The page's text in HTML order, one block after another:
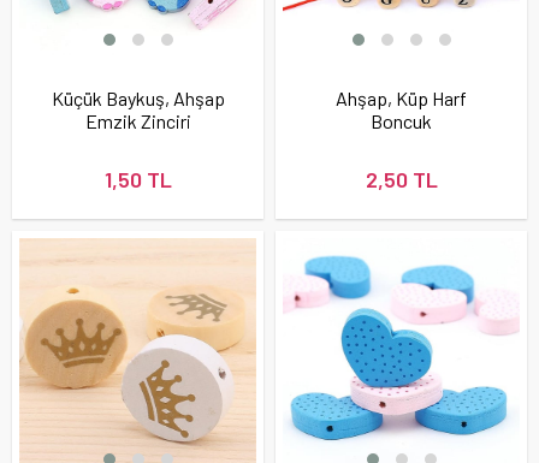
Küçük Baykuş, Ahşap
Emzik Zinciri
1,50 TL
Ahşap, Küp Harf
Boncuk
2,50 TL